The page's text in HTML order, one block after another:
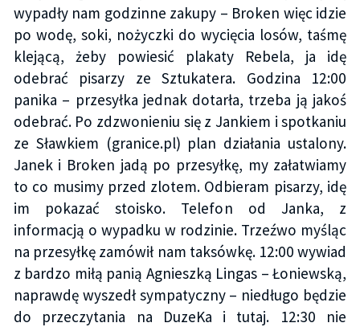
wypadły nam godzinne zakupy – Broken więc idzie
po wodę, soki, nożyczki do wycięcia losów, taśmę
klejącą, żeby powiesić plakaty Rebela, ja idę
odebrać pisarzy ze Sztukatera. Godzina 12:00
panika – przesyłka jednak dotarła, trzeba ją jakoś
odebrać. Po zdzwonieniu się z Jankiem i spotkaniu
ze Sławkiem (granice.pl) plan działania ustalony.
Janek i Broken jadą po przesyłkę, my załatwiamy
to co musimy przed zlotem. Odbieram pisarzy, idę
im pokazać stoisko. Telefon od Janka, z
informacją o wypadku w rodzinie. Trzeźwo myśląc
na przesyłkę zamówił nam taksówkę. 12:00 wywiad
z bardzo miłą panią Agnieszką Lingas – Łoniewską,
naprawdę wyszedł sympatyczny – niedługo będzie
do przeczytania na DuzeKa i tutaj. 12:30 nie